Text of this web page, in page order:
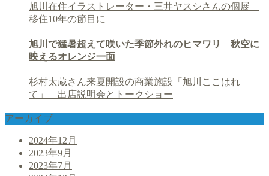
旭川在住イラストレーター・三井ヤスシさんの個展
移住10年の節目に
旭川で猛暑超えて咲いた季節外れのヒマワリ 秋空に
映えるオレンジ一面
杉村太蔵さん来夏開設の商業施設「旭川ここはれ
て」 出店説明会とトークショー
アーカイブ
2024年12月
2023年9月
2023年7月